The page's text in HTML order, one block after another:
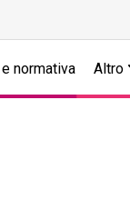
normativa Altro